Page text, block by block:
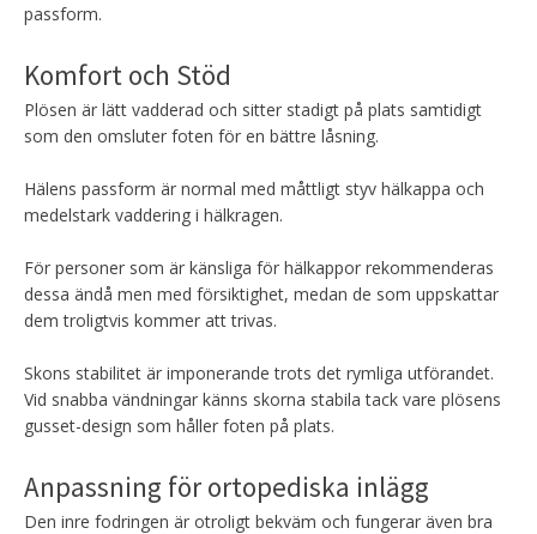
passform.
Komfort och Stöd
Plösen är lätt vadderad och sitter stadigt på plats samtidigt
som den omsluter foten för en bättre låsning.
Hälens passform är normal med måttligt styv hälkappa och
medelstark vaddering i hälkragen.
För personer som är känsliga för hälkappor rekommenderas
dessa ändå men med försiktighet, medan de som uppskattar
dem troligtvis kommer att trivas.
Skons stabilitet är imponerande trots det rymliga utförandet.
Vid snabba vändningar känns skorna stabila tack vare plösens
gusset-design som håller foten på plats.
Anpassning för ortopediska inlägg
Den inre fodringen är otroligt bekväm och fungerar även bra